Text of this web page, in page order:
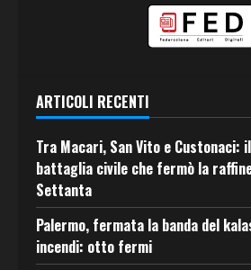
ARTICOLI RECENTI
Tra Macari, San Vito e Custonaci:
battaglia civile che fermò la
Settanta
Palermo, fermata la banda del
incendi: otto fermi